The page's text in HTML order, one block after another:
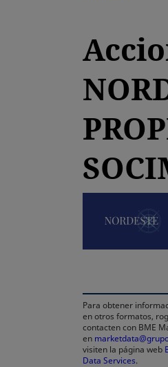
Para obtener
en otros formatos,
contacten con BME
en
visiten la página web
Data Services.